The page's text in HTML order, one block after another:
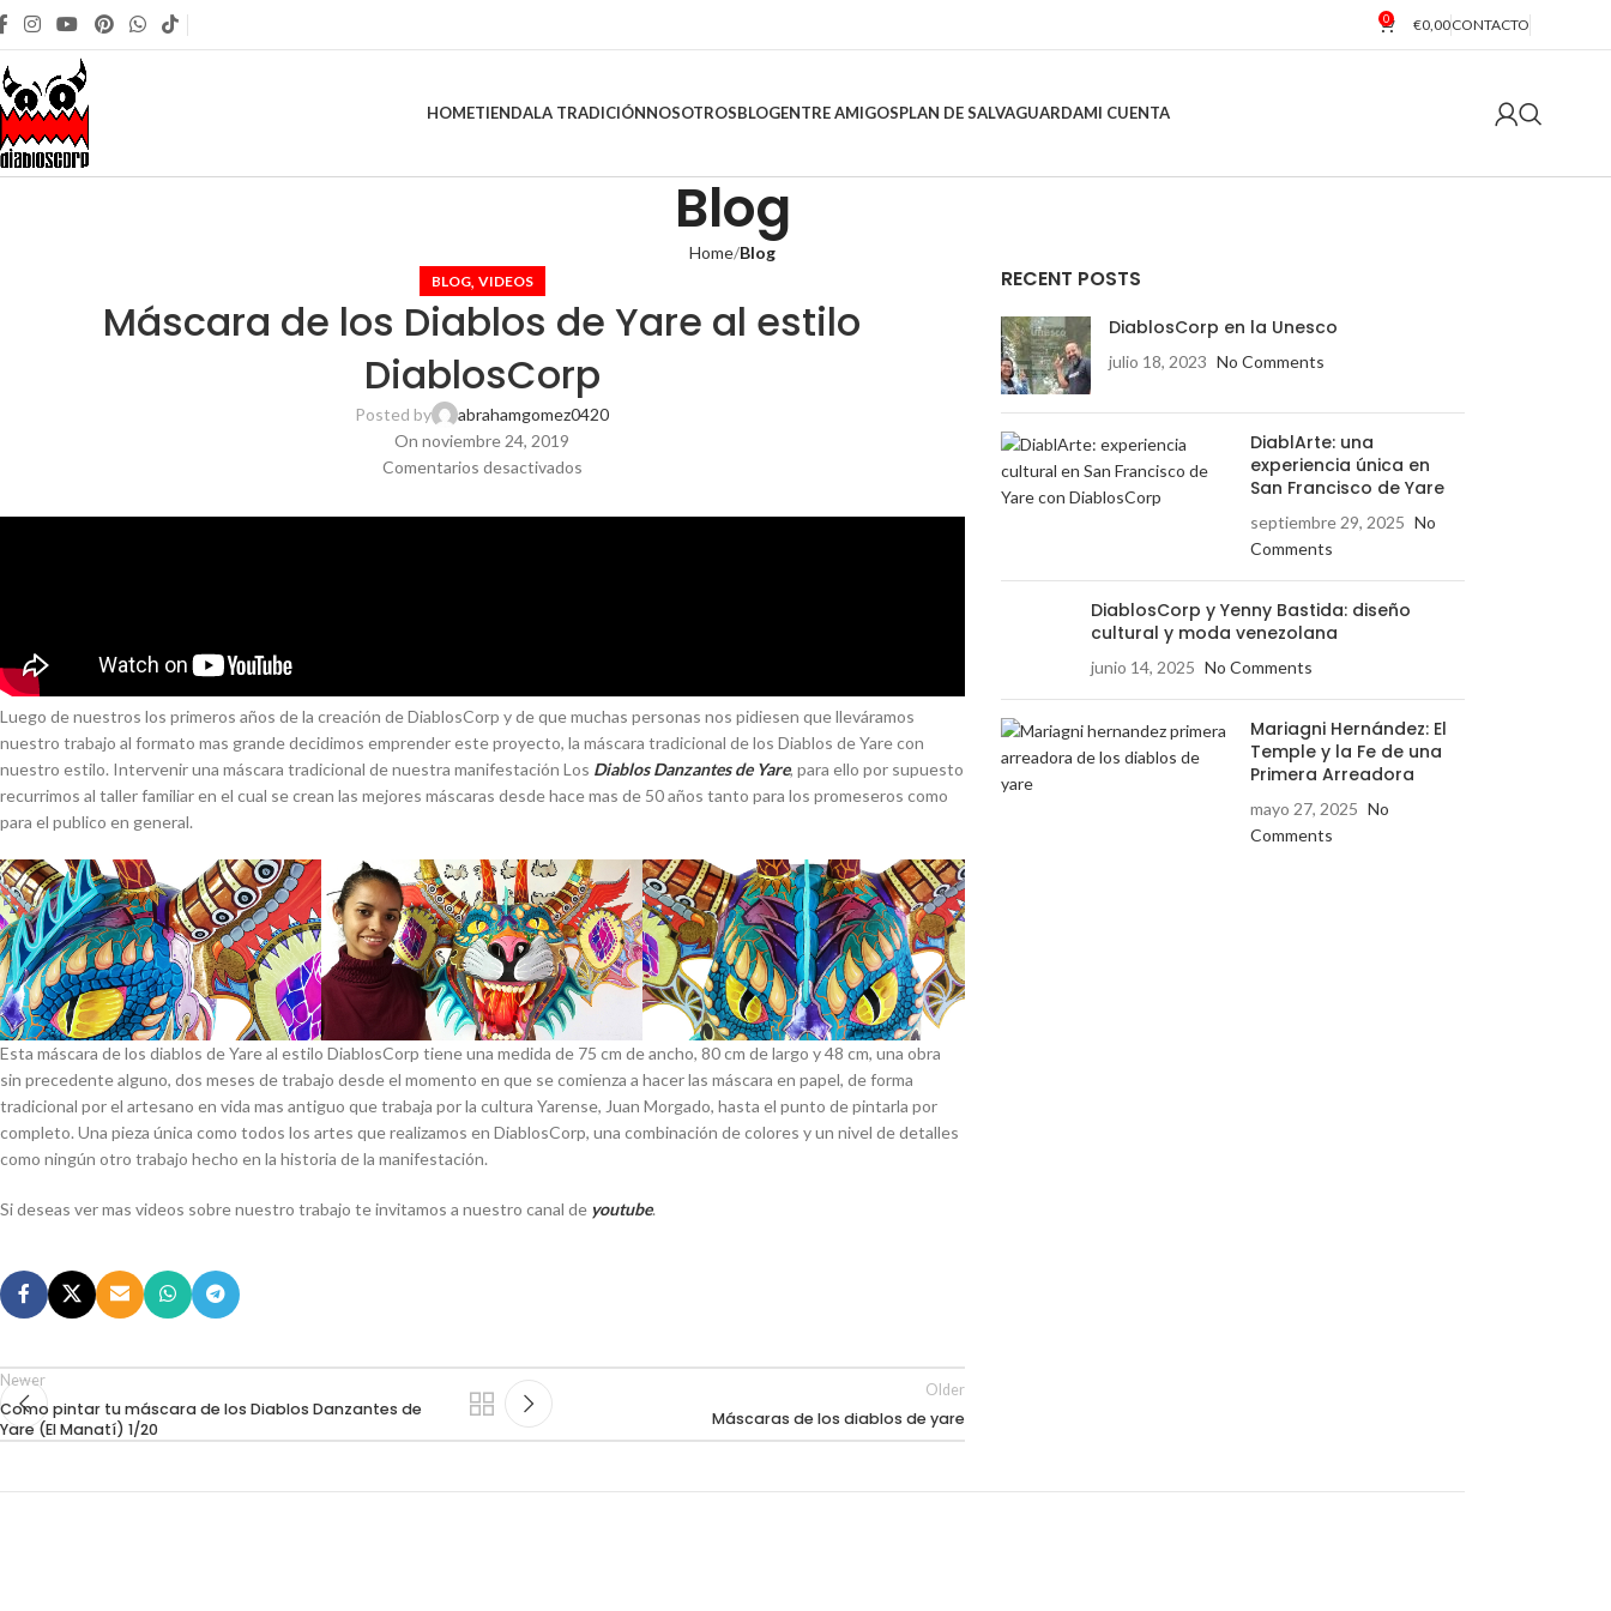
0 €0,00CONTACTO
HOMETIENDALA TRADICIÓNNOSOTROSBLOGENTRE AMIGOSPLAN DE SALVAGUARDAMI CUENTA
Blog
Home Blog
BLOG, VIDEOS
Máscara de los Diablos de Yare al estilo
DiablosCorp
Posted by
abrahamgomez0420
On noviembre 24, 2019
Comentarios desactivados
Luego de nuestros los primeros años de la creación de DiablosCorp y de que muchas personas nos pidiesen que lleváramos
nuestro trabajo al formato mas grande decidimos emprender este proyecto, la máscara tradicional de los Diablos de Yare con
nuestro estilo. Intervenir una máscara tradicional de nuestra manifestación Los Diablos Danzantes de Yare, para ello por supuesto
recurrimos al taller familiar en el cual se crean las mejores máscaras desde hace mas de 50 años tanto para los promeseros como
para el publico en general.
Esta máscara de los diablos de Yare al estilo DiablosCorp tiene una medida de 75 cm de ancho, 80 cm de largo y 48 cm, una obra
sin precedente alguno, dos meses de trabajo desde el momento en que se comienza a hacer las máscara en papel, de forma
tradicional por el artesano en vida mas antiguo que trabaja por la cultura Yarense, Juan Morgado, hasta el punto de pintarla por
completo. Una pieza única como todos los artes que realizamos en DiablosCorp, una combinación de colores y un nivel de detalles
como ningún otro trabajo hecho en la historia de la manifestación.
Si deseas ver mas videos sobre nuestro trabajo te invitamos a nuestro canal de youtube.
Newer
Como pintar tu máscara de los Diablos Danzantes de
Yare (El Manatí) 1/20
Older
Máscaras de los diablos de yare
RECENT POSTS
DiablosCorp en la Unesco
julio 18, 2023 No Comments
DiablArte: una
experiencia única en
San Francisco de Yare
septiembre 29, 2025 No
Comments
DiablosCorp y Yenny Bastida: diseño
cultural y moda venezolana
junio 14, 2025 No Comments
Mariagni Hernández: El
Temple y la Fe de una
Primera Arreadora
mayo 27, 2025 No
Comments